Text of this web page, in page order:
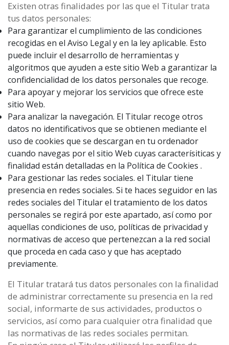
Existen otras finalidades por las que el Titular trata
tus datos personales:
Para garantizar el cumplimiento de las condiciones
recogidas en el Aviso Legal y en la ley aplicable. Esto
puede incluir el desarrollo de herramientas y
algoritmos que ayuden a este sitio Web a garantizar la
confidencialidad de los datos personales que recoge.
Para apoyar y mejorar los servicios que ofrece este
sitio Web.
Para analizar la navegación. El Titular recoge otros
datos no identificativos que se obtienen mediante el
uso de cookies que se descargan en tu ordenador
cuando navegas por el sitio Web cuyas caracterísiticas y
finalidad están detalladas en la Política de Cookies .
Para gestionar las redes sociales. el Titular tiene
presencia en redes sociales. Si te haces seguidor en las
redes sociales del Titular el tratamiento de los datos
personales se regirá por este apartado, así como por
aquellas condiciones de uso, políticas de privacidad y
normativas de acceso que pertenezcan a la red social
que proceda en cada caso y que has aceptado
previamente.
El Titular tratará tus datos personales con la finalidad
de administrar correctamente su presencia en la red
social, informarte de sus actividades, productos o
servicios, así como para cualquier otra finalidad que
las normativas de las redes sociales permitan.